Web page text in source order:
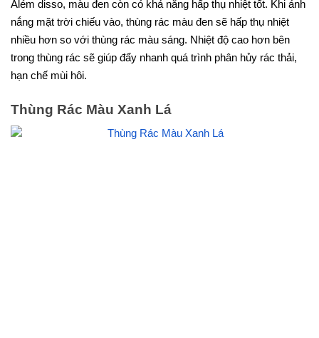
Além disso, màu đen còn có khả năng hấp thụ nhiệt tốt. Khi ánh
nắng mặt trời chiếu vào, thùng rác màu đen sẽ hấp thụ nhiệt
nhiều hơn so với thùng rác màu sáng. Nhiệt độ cao hơn bên
trong thùng rác sẽ giúp đẩy nhanh quá trình phân hủy rác thải,
hạn chế mùi hôi.
Thùng Rác Màu Xanh Lá